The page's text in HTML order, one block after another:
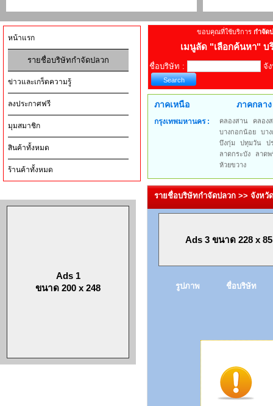
หน้าแรก
รายชื่อบริษัทกำจัดปลวก
ข่าวและเกร็ดความรู้
ลงประกาศฟรี
มุมสมาชิก
สินค้าทั้งหมด
ร้านค้าทั้งหมด
Ads 1
ขนาด 200 x 248
ขอบคุณที่ใช้บริการ กำจัด
เมนูลัด "เลือกค้นหา" บ
ชื่อบริษัท : จั
ภาคเหนือ ภาคกลาง
กรุงเทพมหานคร : คลองสาน
คลอง
บางกอกน้อย
บา
บึงกุ่ม
ปทุมวัน
ป
ลาดกระบัง
ลาดพ
ห้วยขวาง
รายชื่อบริษัทกำจัดปลวก >> จังหวั
Ads 3 ขนาด 228 x 85
รูปภาพ ชื่อบริษัท